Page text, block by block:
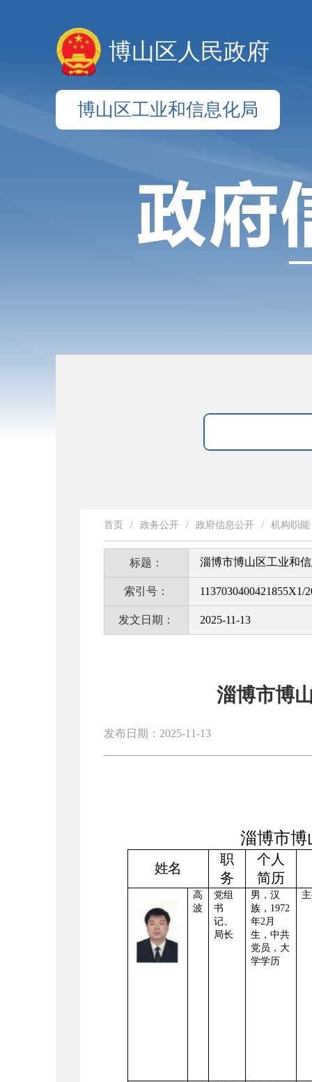
博山区人民政府
博山区工业和信息化局
首页 / 政务公开 / 政府信息公开 / 机构职能
标题： 淄博市博山区工业和
索引号： 1137030400421855X1/
发文日期： 2025-11-13
淄博市博
发布日期：2025-11-13
淄博市博
姓名
职
务
个人
简历
高
波
党组
书
记、
局长
男，汉
族， 1972
年2月
生 ，中共
党员， 大
学学历